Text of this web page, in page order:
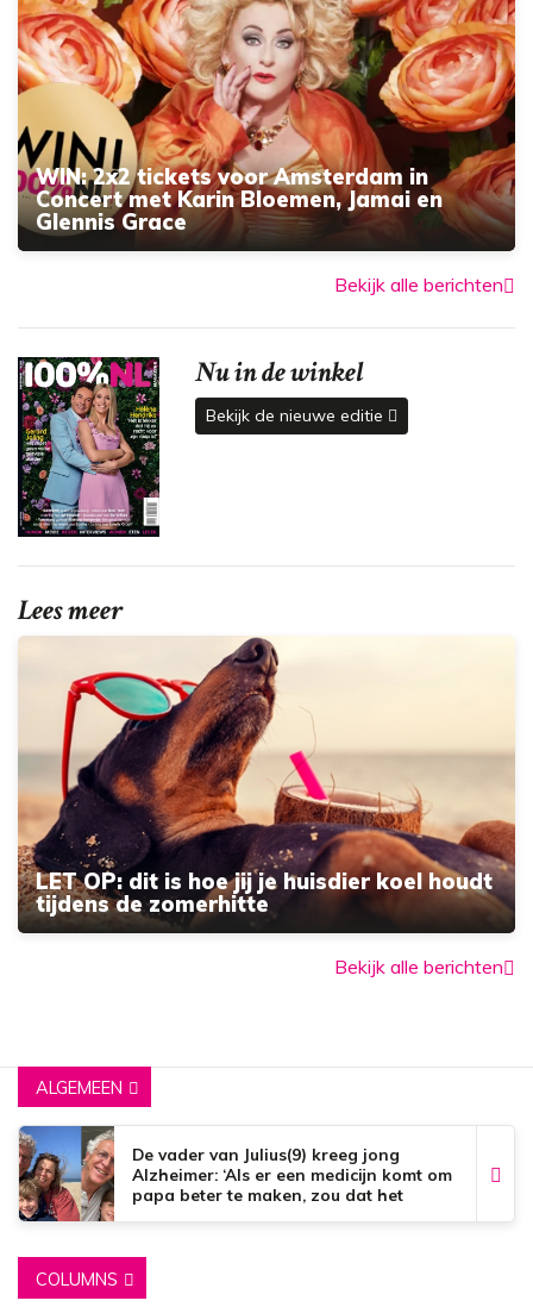
WIN: 2x2 tickets voor Amsterdam in
Concert met Karin Bloemen, Jamai en
Glennis Grace
Bekijk alle berichten
Nu in de winkel
Bekijk de nieuwe editie
Lees meer
LET OP: dit is hoe jij je huisdier koel houdt
tijdens de zomerhitte
Bekijk alle berichten
ALGEMEEN
De vader van Julius(9) kreeg jong
Alzheimer: ‘Als er een medicijn komt om
papa beter te maken, zou dat het
COLUMNS